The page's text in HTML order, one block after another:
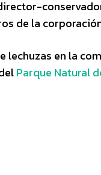
de la
en la
Parque Natural